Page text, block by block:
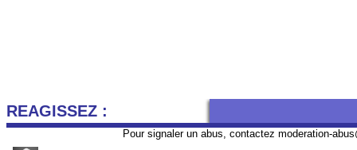
REAGISSEZ :
Pour signaler un abus, contactez moderation-